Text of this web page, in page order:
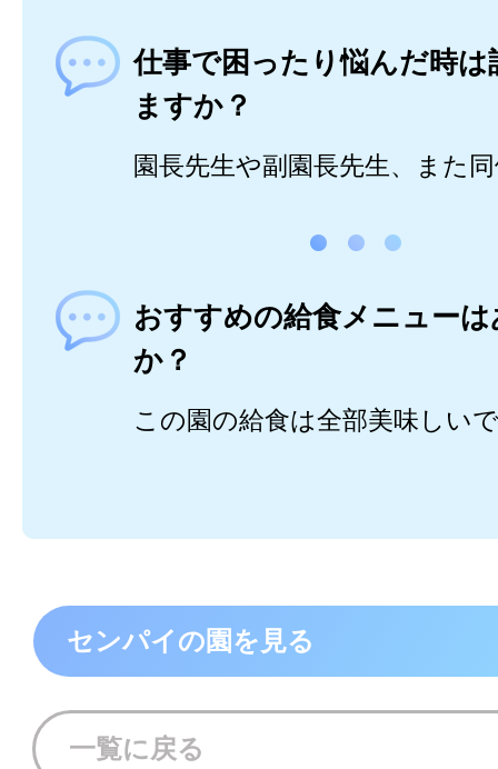
仕事で困ったり悩んだ時は
ますか？
園長先生や副園長先生、また
おすすめの給食メニュー
か？
この園の給食は全部美味しい
センパイの園を見る
一覧に戻る